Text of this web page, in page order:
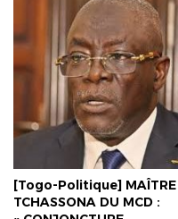
[Togo-Politique] MAÎTRE
TCHASSONA DU MCD :